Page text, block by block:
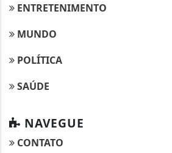
ENTRETENIMENTO
MUNDO
POLÍTICA
SAÚDE
NAVEGUE
CONTATO